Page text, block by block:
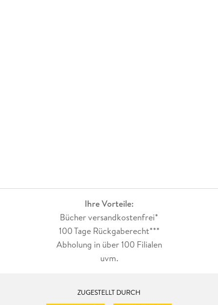
Ihre Vorteile:
Bücher versandkostenfrei*
100 Tage Rückgaberecht***
Abholung in über 100 Filialen
uvm.
ZUGESTELLT DURCH